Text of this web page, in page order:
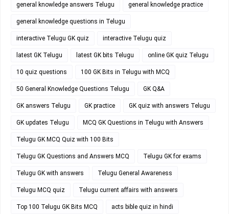
general knowledge answers Telugu general knowledge practice
general knowledge questions in Telugu
interactive Telugu GK quiz interactive Telugu quiz
latest GK Telugu latest GK bits Telugu online GK quiz Telugu
10 quiz questions 100 GK Bits in Telugu with MCQ
50 General Knowledge Questions Telugu GK Q&A
GK answers Telugu GK practice GK quiz with answers Telugu
GK updates Telugu MCQ GK Questions in Telugu with Answers
Telugu GK MCQ Quiz with 100 Bits
Telugu GK Questions and Answers MCQ Telugu GK for exams
Telugu GK with answers Telugu General Awareness
Telugu MCQ quiz Telugu current affairs with answers
Top 100 Telugu GK Bits MCQ acts bible quiz in hindi